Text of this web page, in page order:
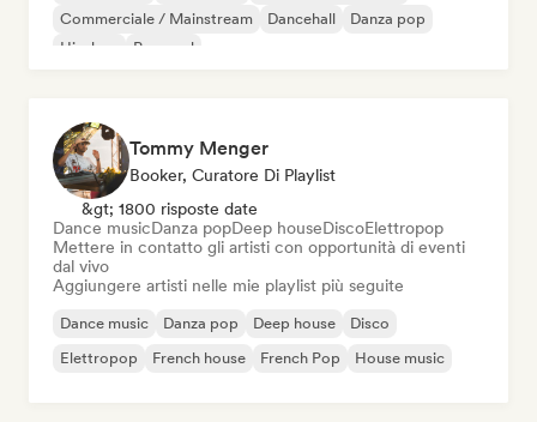
Commerciale / Mainstream
Dancehall
Danza pop
Hip-hop
Pop soul
Tommy Menger
Booker, Curatore Di Playlist
&gt; 1800 risposte date
Dance musicDanza popDeep houseDiscoElettropop
Mettere in contatto gli artisti con opportunità di eventi
dal vivo
Aggiungere artisti nelle mie playlist più seguite
Dance music Danza pop Deep house
Disco
Elettropop
French house French Pop House music